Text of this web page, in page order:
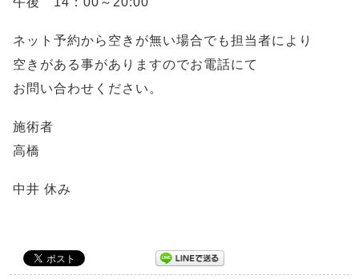
ネット予約から空きが無い場合でも担当者により
空きがある事がありますのでお電話にて
お問い合わせください。
施術者
高橋
中井 休み